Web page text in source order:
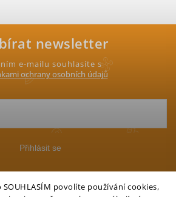
povolíte používání cookies,
newsletter
e-mailu souhlasíte s
ochrany osobních údajů
Přihlásit se